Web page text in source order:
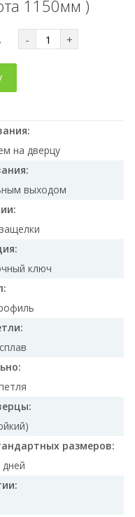
1150мм )
- +
на дверцу
выходом
ключ
размеров: